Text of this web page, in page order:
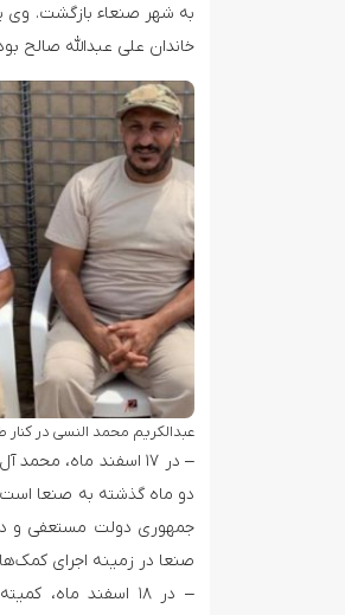
به شهر صنعاء بازگشت. وی
خاندان علی عبدالله صالح
عبدالکریم محمد النسی در کنار
– در ۱۷ اسفند ماه،
دو ماه گذشته به صنعا
جمهوری دولت مستعفی و
صنعا در زمینه اجرای
– در ۱۸ اسفند